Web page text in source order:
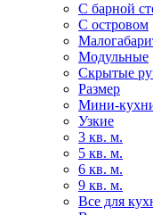
С барной
С островом
Модульные
Скрытые
Размер
Мини-
Узкие
3 кв. м.
5 кв. м.
6 кв. м.
9 кв. м.
Все для